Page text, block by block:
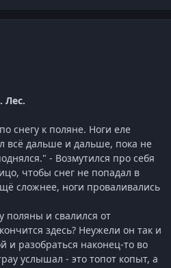
Лес.
снегу к поляне. Ноги еле
всё дальше и дальше, пока не
- Возмутился про себя
чтобы снег не попадал в
сложнее, ноги проваливались
и свалился от
здесь? Неужели он так и
и разобраться наконец-то во
услышал - это топот копыт, а